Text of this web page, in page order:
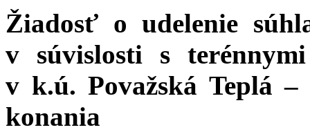
Žiadosť o udelenie
v súvislosti s
v k.ú. Považská Teplá –
konania